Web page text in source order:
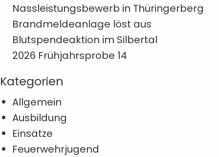
Nassleistungsbewerb in Thüringerberg
Brandmeldeanlage löst aus
Blutspendeaktion im Silbertal
2026 Frühjahrsprobe 14
Kategorien
Allgemein
Ausbildung
Einsätze
Feuerwehrjugend